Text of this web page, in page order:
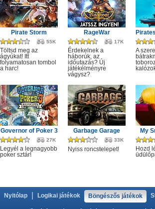
Pirate Storm
55K
Töltsd meg az
ágyúkat! Itt
folyamatosan tombol
a harc!
RageWar
17K
Érdekelnek a
háborúk, az
időutazás? Új
játékélményre
vágysz?
A
Governor of Poker 3
27K
Legyél a legnagyobb
poker sztár!
Garbage Garage
33K
Nyiss roncstelepet!
My
Hozd
Nyitólap Logikai játékok Böngészős játékok